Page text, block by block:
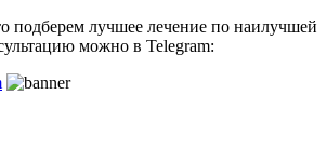
подберем лучшее лечение по наилучшей
можно в Telegram: